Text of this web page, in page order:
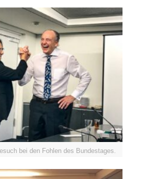
bei den Fohlen des Bundestages.